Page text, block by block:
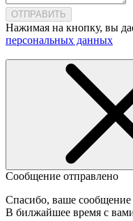
ОТПРАВИТЬ
Нажимая на кнопку, вы
персональных данных
Сообщение отправлено
Спасибо, ваше сообщение
В билжайшее время с